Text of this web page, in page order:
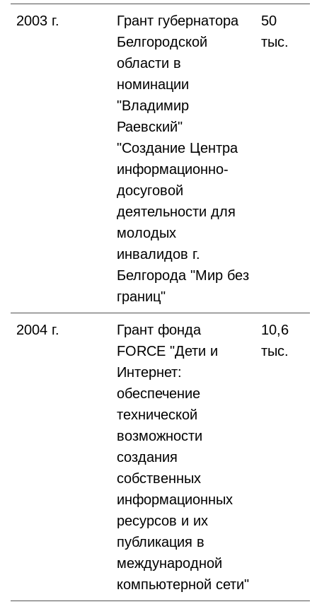
2003 г.
Грант губернатора
Белгородской
области в
номинации
"Владимир
Раевский"
"Создание Центра
информационно-
досуговой
деятельности для
молодых
инвалидов г.
Белгорода "Мир без
границ"
50
тыс.
2004 г.
Грант фонда
FORCE "Дети и
Интернет:
обеспечение
технической
возможности
создания
собственных
информационных
ресурсов и их
публикация в
международной
компьютерной сети"
10,6
тыс.